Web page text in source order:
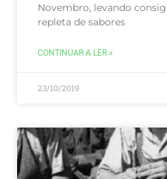
Novembro, levando
repleta de sabores
CONTINUAR A LER »
23/10/2019